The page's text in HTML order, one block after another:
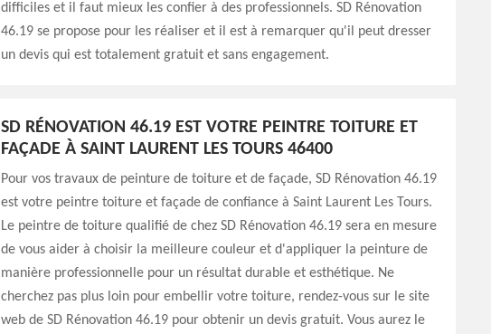
difficiles et il faut mieux les confier à des professionnels. SD Rénovation
46.19 se propose pour les réaliser et il est à remarquer qu'il peut dresser
un devis qui est totalement gratuit et sans engagement.
SD RÉNOVATION 46.19 EST VOTRE PEINTRE TOITURE ET
FAÇADE À SAINT LAURENT LES TOURS 46400
Pour vos travaux de peinture de toiture et de façade, SD Rénovation 46.19
est votre peintre toiture et façade de confiance à Saint Laurent Les Tours.
Le peintre de toiture qualifié de chez SD Rénovation 46.19 sera en mesure
de vous aider à choisir la meilleure couleur et d'appliquer la peinture de
manière professionnelle pour un résultat durable et esthétique. Ne
cherchez pas plus loin pour embellir votre toiture, rendez-vous sur le site
web de SD Rénovation 46.19 pour obtenir un devis gratuit. Vous aurez le